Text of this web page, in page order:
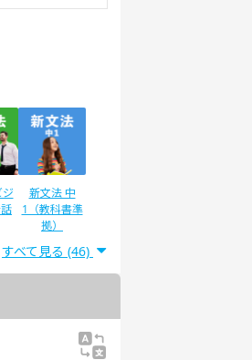
新文法 中
1（教科書準
拠）
グスピーキング
テスト対策
ビジネス英会
すべて見る (46)